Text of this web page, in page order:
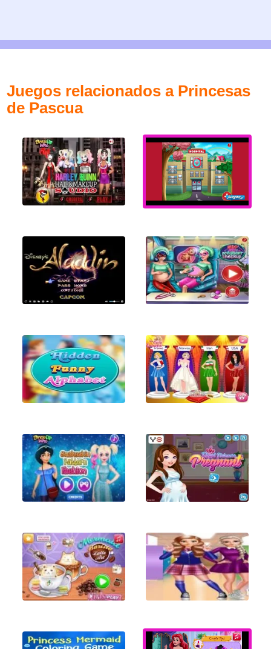
Juegos relacionados a Princesas
de Pascua